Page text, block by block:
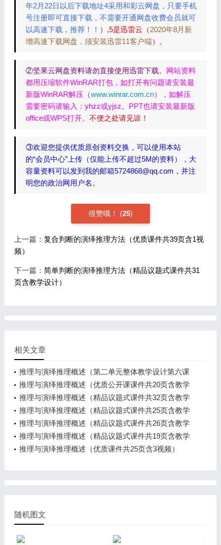
年2月22日以后下载地址4采用和彩云网盘，只要手机
号注册即可直接下载，不需要开通网盘收费会员就可
以高速下载，推荐！！ ）,5是迅雷云（2020年8月新
增高速下载网盘，须安装迅雷11客户端）。
②坚果云网盘资料请勿直接使用迅雷下载。 网站资料
都用压缩软件WinRAR打包，如打开有问题请安装最
新版WinRAR解压（www.winrar.com.cn），如解压
需要密码请输入：yhzz或yjsz。PPT也请安装最新版
office或WPS打开。 不便之处请见谅！
③欢迎您提供优质原创资料交换，可以使用本站
的“会员中心”上传（仅能上传不超过5M的资料），大
容量资料可以发到我的邮箱5724868@qq.com，并注
明您的政治网用户名。
很赞哦！ (25)
上一篇： 复合判断的演绎推理方法（优质课件共39页含1视
频）
下一篇： 简单判断的演绎推理方法（精品议题式课件共31
页含教学设计）
相关文章
推理与演绎推理概述（第二单元整体教学设计第六课
时课件和课时教学设计）
推理与演绎推理概述（优质公开课课件共20页含教学
设计2视频）
推理与演绎推理概述（精品议题式课件共32页含教学
设计3视频）
推理与演绎推理概述（精品议题式课件共25页含教学
设计）
推理与演绎推理概述（精品议题式课件共26页含教学
设计4视频）
推理与演绎推理概述（精品议题式课件共19页含教学
设计1视频）
推理与演绎推理概述（优质课件共25页含3视频）
随机图文